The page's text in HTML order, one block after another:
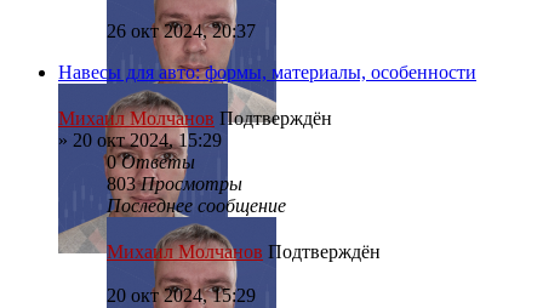
26 окт 2024, 20:37
Навесы для авто: формы, материалы, особенности
Михаил Молчанов Подтверждён
» 20 окт 2024, 15:29
0Ответы
803Просмотры
Последнее сообщение
Михаил Молчанов Подтверждён
20 окт 2024, 15:29